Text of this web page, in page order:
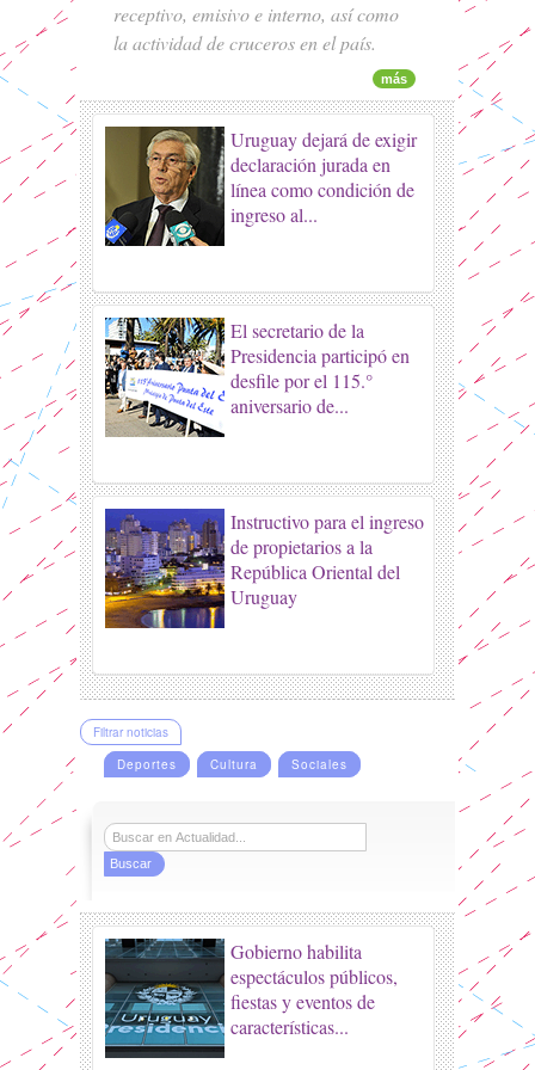
receptivo, emisivo e interno, así como
la actividad de cruceros en el país.
más
Uruguay dejará de exigir
declaración jurada en
línea como condición de
ingreso al...
El secretario de la
Presidencia participó en
desfile por el 115.°
aniversario de...
Instructivo para el ingreso
de propietarios a la
República Oriental del
Uruguay
Filtrar noticias
Deportes
Cultura Sociales
Gobierno habilita
espectáculos públicos,
fiestas y eventos de
características...